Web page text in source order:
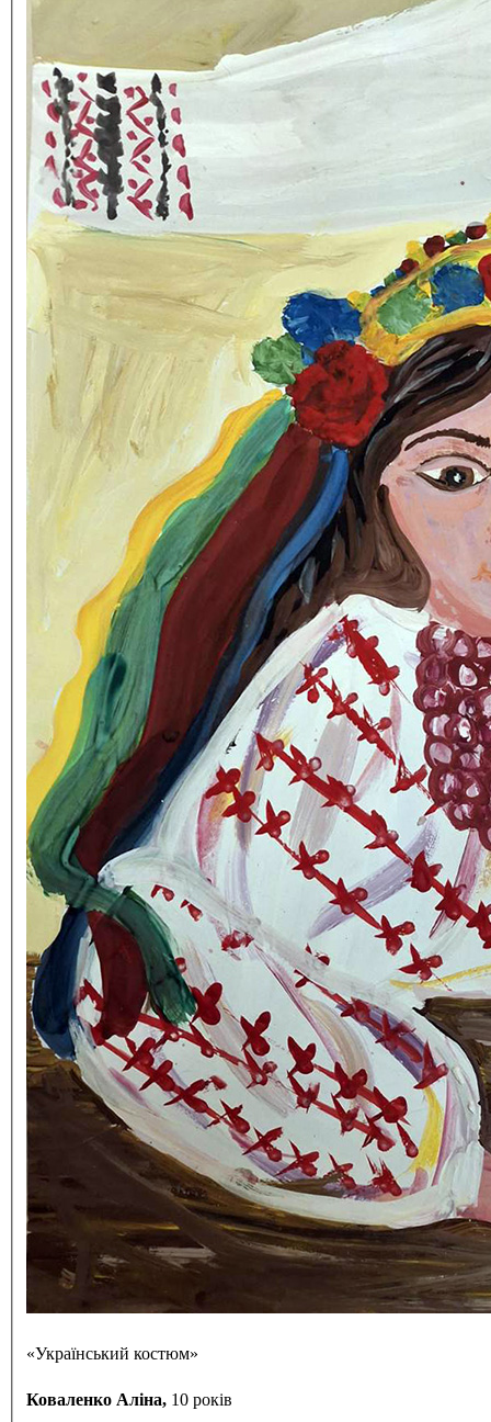
«Український костюм»
Коваленко Аліна, 10 років